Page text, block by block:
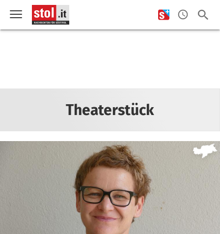
Theaterstück